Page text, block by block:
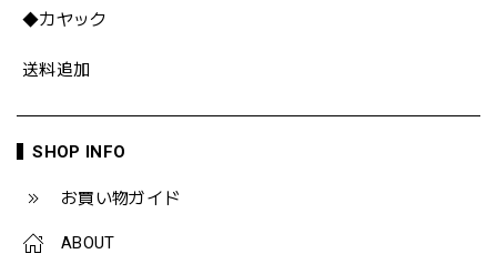
◆カヤック
送料追加
SHOP INFO
お買い物ガイド
ABOUT